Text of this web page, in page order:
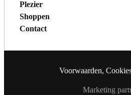
Plezier
Shoppen
Contact
Voorwaarden,
Marketing